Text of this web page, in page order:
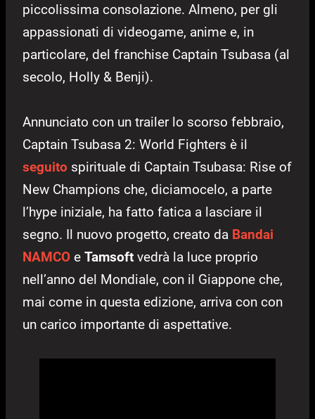
piccolissima consolazione. Almeno, per gli
appassionati di videogame, anime e, in
particolare, del franchise Captain Tsubasa (al
secolo, Holly & Benji).
Annunciato con un trailerlo scorso febbraio,
Captain Tsubasa 2: World Fighters è il
seguito spirituale di Captain Tsubasa: Rise of
New Champions che, diciamocelo, a parte
l’hype iniziale, ha fatto fatica a lasciare il
segno. Il nuovo progetto, creato da Bandai
NAMCO e Tamsoft vedrà la luce proprio
nell’anno del Mondiale, con il Giappone che,
mai come in questa edizione, arriva con con
un carico importante di aspettative.